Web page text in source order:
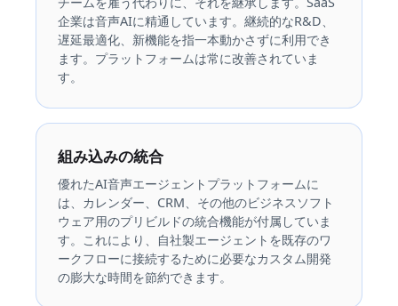
企業は音声AIに精通しています。継続的なR&D、
遅延最適化、新機能を指一本動かさずに利用でき
ます。プラットフォームは常に改善されていま
す。
組み込みの統合
優れたAI音声エージェントプラットフォームに
は、カレンダー、CRM、その他のビジネスソフト
ウェア用のプリビルドの統合機能が付属していま
す。これにより、自社製エージェントを既存のワ
ークフローに接続するために必要なカスタム開発
の膨大な時間を節約できます。